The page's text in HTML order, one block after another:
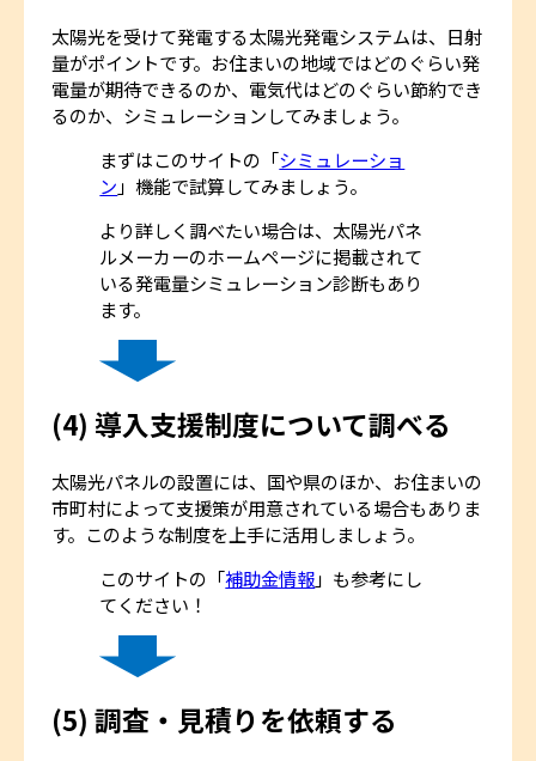
太陽光を受けて発電する太陽光発電システムは、日射
量がポイントです。お住まいの地域ではどのぐらい発
電量が期待できるのか、電気代はどのぐらい節約でき
るのか、シミュレーションしてみましょう。
まずはこのサイトの「シミュレーショ
ン 」機能で試算してみましょう。
より詳しく調べたい場合は、太陽光パネ
ルメーカーのホームページに掲載されて
いる発電量シミュレーション診断もあり
ます。
(4) 導入支援制度について調べる
太陽光パネルの設置には、国や県のほか、お住まいの
市町村によって支援策が用意されている場合もありま
す。このような制度を上手に活用しましょう。
このサイトの「補助金情報」も参考にし
てください！
(5) 調査・見積りを依頼する